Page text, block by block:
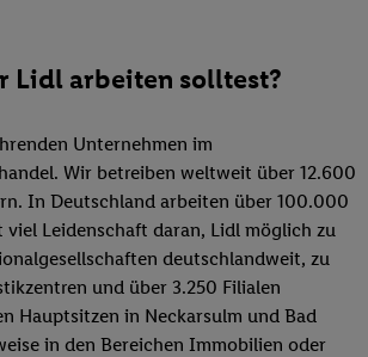
Lidl arbeiten solltest?
Unternehmen im
Wir betreiben weltweit über 12.600
In Deutschland arbeiten über 100.000
Leidenschaft daran, Lidl möglich zu
deutschlandweit, zu
und über 3.250 Filialen
Hauptsitzen in Neckarsulm und Bad
in den Bereichen Immobilien oder